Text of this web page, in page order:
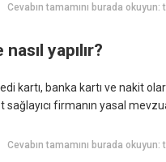
Cevabın tamamını burada
yapılır?
kartı, banka kartı ve nakit
sağlayıcı firmanın yasal
Cevabın tamamını burada